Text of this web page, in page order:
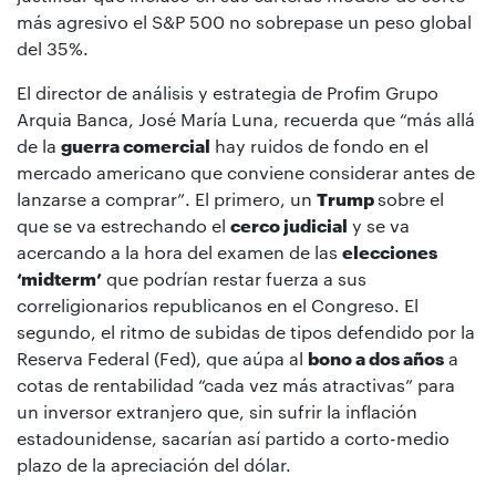
más agresivo el S&P 500 no sobrepase un peso global
del 35%.
El director de análisis y estrategia de Profim Grupo
Arquia Banca, José María Luna, recuerda que “más allá
de la guerra comercial hay ruidos de fondo en el
mercado americano que conviene considerar antes de
lanzarse a comprar”. El primero, un Trumpsobre el
que se va estrechando el cerco judicial y se va
acercando a la hora del examen de las elecciones
‘midterm’ que podrían restar fuerza a sus
correligionarios republicanos en el Congreso. El
segundo, el ritmo de subidas de tipos defendido por la
Reserva Federal (Fed), que aúpa al bono a dos años a
cotas de rentabilidad “cada vez más atractivas” para
un inversor extranjero que, sin sufrir la inflación
estadounidense, sacarían así partido a corto-medio
plazo de la apreciación del dólar.